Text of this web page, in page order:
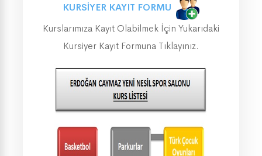
KURSİYER KAYIT FORMU
Kurslarımıza Kayıt Olabilmek İçin Yukarıdaki
Kursiyer Kayıt Formuna Tıklayınız.